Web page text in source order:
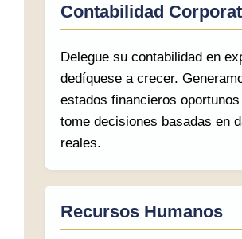
Contabilidad
Delegue su contabilidad en
dedíquese a crecer.
estados financieros
tome decisiones basadas en
reales.
Recursos Humanos